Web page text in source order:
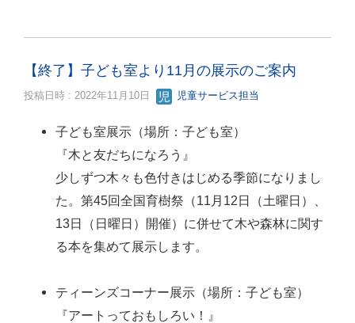
【終了】子ども室より11月の展示のご案内
投稿日時 : 2022年11月10日 児童サービス担当
子ども室展示（場所：子ども室）
『木と友だちになろう』
少しずつ木々も色付きはじめる季節になりまし
た。第45回全国育樹祭（11月12日（土曜日）、
13日（日曜日）開催）に併せて木や森林に関す
る本を集めて展示します。
ティーンズコーナー展示（場所：子ども室）
『アートっておもしろい！』